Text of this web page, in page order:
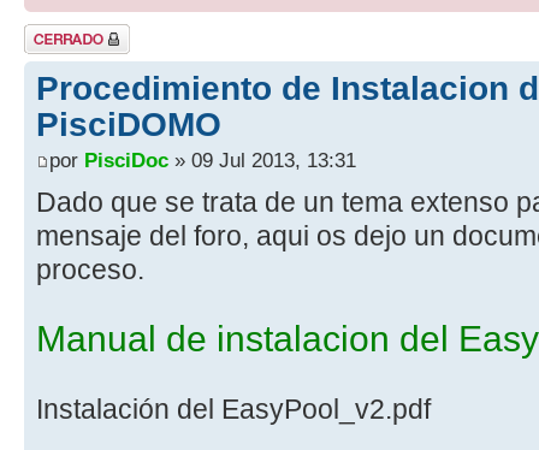
Tema cerrado
Procedimiento de Instalacion
PisciDOMO
por PisciDoc » 09 Jul 2013, 13:31
Dado que se trata de un tema extenso
mensaje del foro, aqui os dejo un
proceso.
Manual de instalacion del
Instalación del EasyPool_v2.pdf